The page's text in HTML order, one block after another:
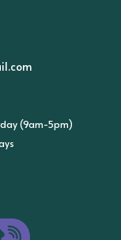
(9am-5pm)